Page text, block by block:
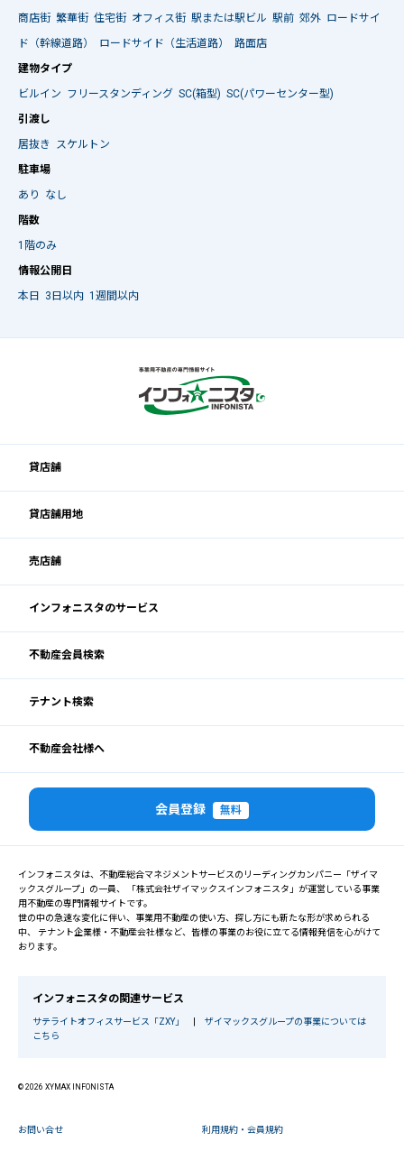
商店街 繁華街 住宅街 オフィス街 駅または駅ビル 駅前 郊外 ロードサイ
ド（幹線道路）
ロードサイド（生活道路）
路面店
建物タイプ
ビルイン フリースタンディング SC(箱型) SC(パワーセンター型)
引渡し
居抜き
スケルトン
駐車場
あり
なし
階数
1階のみ
情報公開日
本日 3日以内 1週間以内
貸店舗
貸店舗用地
売店舗
インフォニスタのサービス
不動産会員検索
テナント検索
不動産会社様へ
会員登録 無料
インフォニスタは、不動産総合マネジメントサービスのリーディングカンパニー「ザイマ
ックスグループ」の一員、 「株式会社ザイマックスインフォニスタ」が運営している事業
用不動産の専門情報サイトです。
世の中の急速な変化に伴い、事業用不動産の使い方、探し方にも新たな形が求められる
中、 テナント企業様・不動産会社様など、皆様の事業のお役に立てる情報発信を心がけて
おります。
インフォニスタの関連サービス
サテライトオフィスサービス「ZXY」
ザイマックスグループの事業については
こちら
© 2026 XYMAX INFONISTA
お問い合せ 利用規約・会員規約